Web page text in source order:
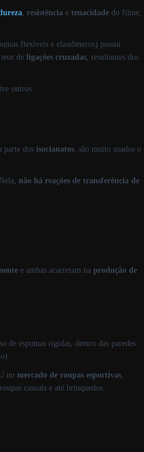
resistência e tenacidade do filme,
flexíveis e elastômeros) possui
de ligações cruzadas , resultantes dos
outros.
parte dos isocianatos , são muito usados o
Nela, não há reações de transferência de
e ambas acarretam na produção de
de espumas rígidas, dentro das paredes
no mercado de roupas esportivas
casuais e até brinquedos.